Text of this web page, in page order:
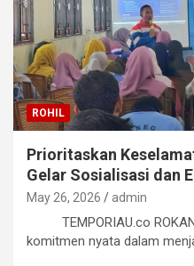
ROHIL
Prioritaskan
Gelar Sosialisasi dan
May 26, 2026 admin
TEMPORIAU.co ROKAN
komitmen nyata dalam